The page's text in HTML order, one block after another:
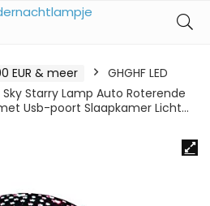
EUR & meer
GHGHF LED
Starry Lamp Auto Roterende
Usb-poort Slaapkamer Licht…